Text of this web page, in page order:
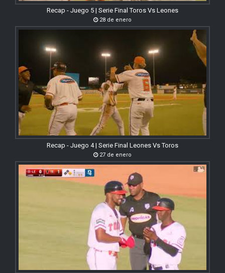
Recap - Juego 5 | Serie Final Toros Vs Leones
28 de enero
Recap - Juego 4 | Serie Final Leones Vs Toros
27 de enero